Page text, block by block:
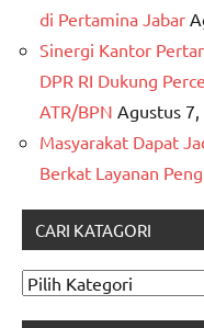
di Pertamina Jabar
Sinergi Kantor
DPR RI Dukung
ATR/BPN Agustus
Masyarakat Dapat
Berkat Layanan
CARI KATAGORI
CARI